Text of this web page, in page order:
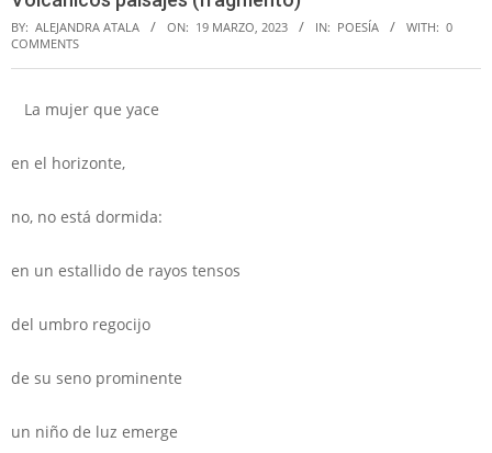
BY: ALEJANDRA ATALA ON: 19 MARZO, 2023 IN: POESÍA WITH: 0
COMMENTS
La mujer que yace
en el horizonte,
no, no está dormida:
en un estallido de rayos tensos
del umbro regocijo
de su seno prominente
un niño de luz emerge